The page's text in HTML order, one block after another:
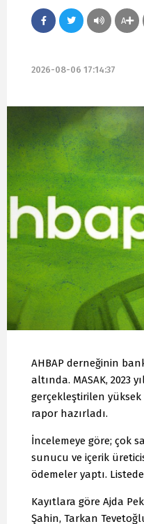
A
2026-08-06 17:14:37
AHBAP derneğinin
altında. MASAK, 2023
gerçekleştirilen
rapor hazırladı.
İncelemeye göre; çok
sunucu ve içerik
ödemeler yaptı.
Kayıtlara göre Ajda
Şahin, Tarkan